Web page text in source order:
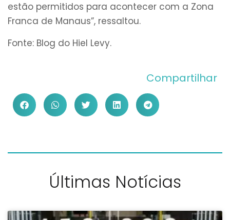
estão permitidos para acontecer com a Zona
Franca de Manaus”, ressaltou.
Fonte: Blog do Hiel Levy.
Compartilhar
Últimas Notícias